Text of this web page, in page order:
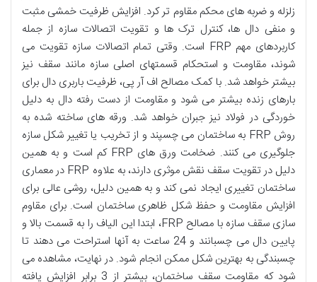
زلزله و ضربه های محکم مقاوم تر کرد. افزایش ظرفیت خمشی مثبت
و منفی دال ها، کنترل ترک ها و تقویت اتصالات سازه از جمله
کاربردهای مهم FRP است. وقتی تمام اتصالات سازه تقویت می
شوند، مقاومت و استحکام قسمتهای اصلی سازه مانند سقف نیز
بیشتر خواهد شد. با کمک مصالح اف آر پی، ظرفیت باربری دال برای
بارهای زنده بیشتر می شود و مقاومت از دست رفته دال به دلیل
خوردگی در فولاد نیز جبران خواهد شد. ورقه های ساخته شده به
روش FRP به ساختمان می چسپند و از تخریب یا تغییر شکل سازه
جلوگیری می کنند. ضخامت ورق های FRP کم است و به همین
دلیل در تقویت سقف نقش موثری دارند، به علاوه FRP در معماری
ساختمان تغییری ایجاد نمی کند و به همین دلیل، روشی عالی برای
افزایش مقاومت و حفظ شکل ظاهری ساختمان است. برای مقاوم
سازی سقف سازه با مصالح FRP، ابتدا این الیاف را به قسمت بالا و
پایین دال می چسبانند و 24 ساعت به آنها استراحت می دهند تا
چسبندگی به بهترین شکل ممکن انجام شود. در نهایت، مشاهده می
شود که مقاومت سقف ساختمان، بیشتر از 3 برابر افزایش یافته